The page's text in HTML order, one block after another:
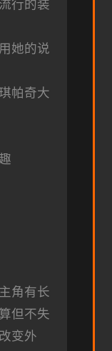
行的装
她的说
帕奇大
角有长
但不失
变外